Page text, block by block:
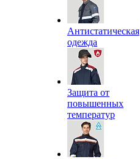
Антистатическая
одежда
Защита от
повышенных
температур